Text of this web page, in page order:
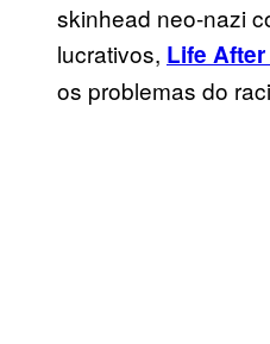
skinhead neo-nazi
lucrativos, Life After
os problemas do